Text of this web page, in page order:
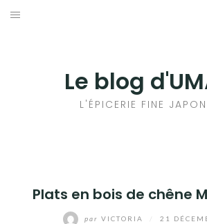
Aller
Le blog
L'ÉPICERIE FINE
Plats en bois de chêne
par VICTORIA 21